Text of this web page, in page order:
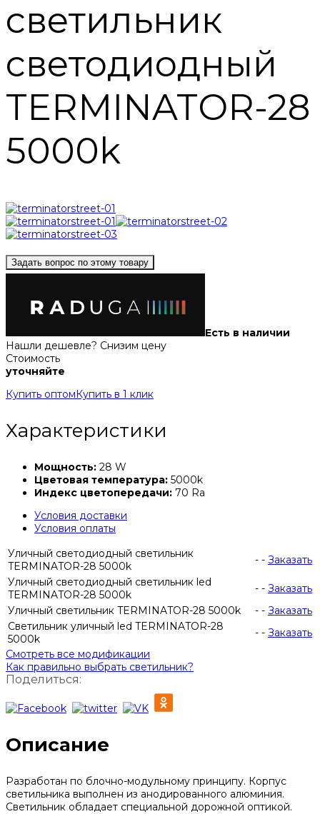
светильник
светодиодный
TERMINATOR-28
5000k
Задать вопрос по этому товару
Есть в наличии
Нашли дешевле? Снизим цену
Стоимость
уточняйте
Купить оптом Купить в 1 клик
Характеристики
Мощность: 28 W
Цветовая температура: 5000k
Индекс цветопередачи: 70 Ra
Условия доставки
Условия оплаты
Уличный светодиодный светильник
TERMINATOR-28 5000k
- - Заказать
Уличный светодиодный светильник led
TERMINATOR-28 5000k
- - Заказать
Уличный светильник TERMINATOR-28 5000k
- - Заказать
Светильник уличный led TERMINATOR-28
5000k
- - Заказать
Смотреть все модификации
Как правильно выбрать светильник?
Поделиться:
Описание
Разработан по блочно-модульному принципу. Корпус
светильника выполнен из анодированного алюминия.
Светильник обладает специальной дорожной оптикой.